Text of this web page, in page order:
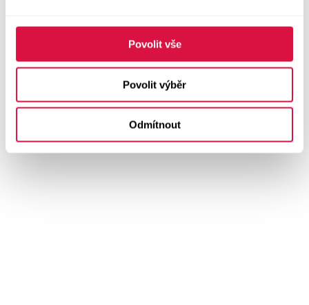
Povolit vše
Povolit výběr
Odmítnout